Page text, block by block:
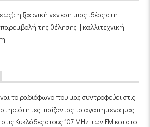
η ξαφνική γένεση μιας ιδέας στη
της θέλησης | καλλιτεχνική
το ραδιόφωνο που μας συντροφεύει στις
παίζοντας τα αγαπημένα μας
Κυκλάδες στους 107 MHz των FM και στο